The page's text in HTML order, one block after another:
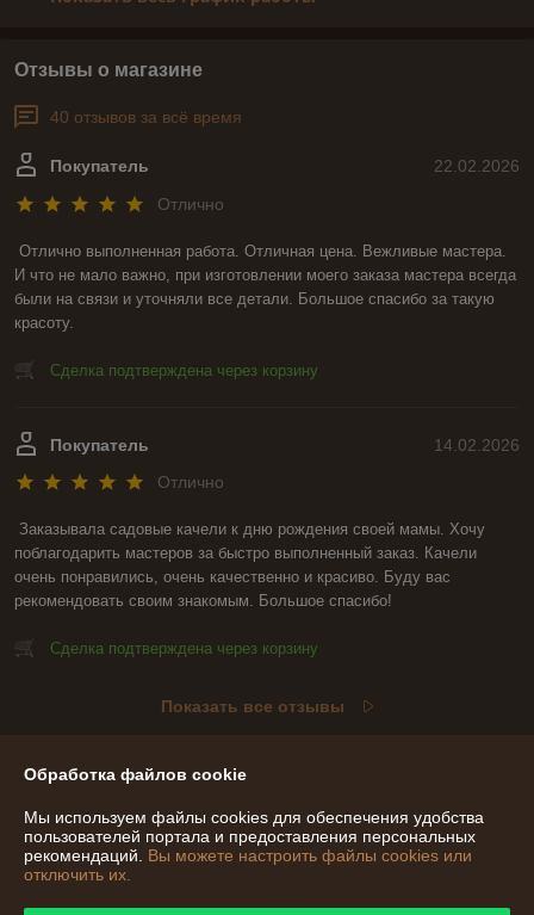
Отзывы о магазине
40 отзывов за всё время
22.02.2026
Покупатель
Отлично
Отлично выполненная работа. Отличная цена. Вежливые мастера.
И что не мало важно, при изготовлении моего заказа мастера всегда
были на связи и уточняли все детали. Большое спасибо за такую
красоту.
Сделка подтверждена через корзину
14.02.2026
Покупатель
Отлично
Заказывала садовые качели к дню рождения своей мамы. Хочу
поблагодарить мастеров за быстро выполненный заказ. Качели
очень понравились, очень качественно и красиво. Буду вас
рекомендовать своим знакомым. Большое спасибо!
Сделка подтверждена через корзину
Показать все отзывы
О нас
Контакты
Обработка файлов cookie
Мы используем файлы cookies для обеспечения удобства
пользователей портала и предоставления персональных
рекомендаций. Вы можете настроить файлы cookies или
отключить их.